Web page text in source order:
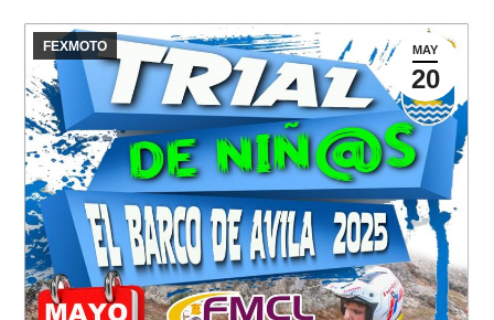
MAY
20
FEXMOTO